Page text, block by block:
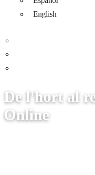
English
De l'hort al
Online